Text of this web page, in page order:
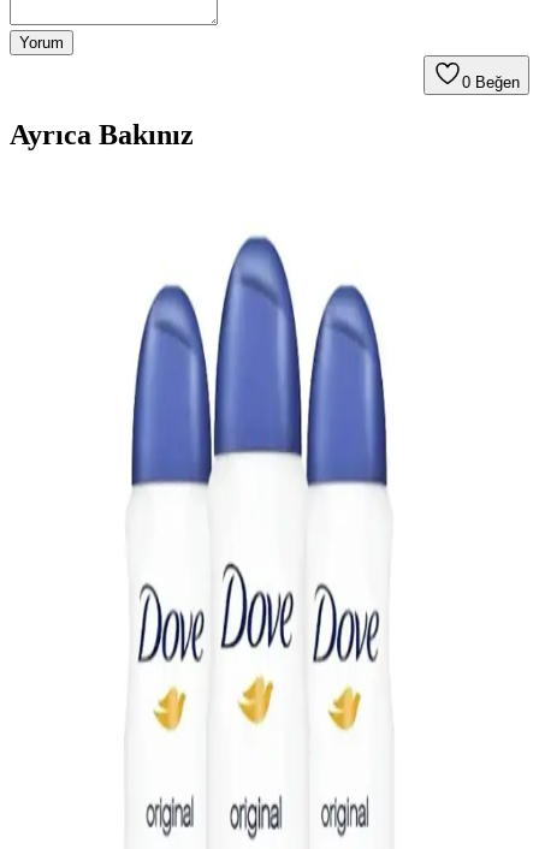
Yorum
0 Beğen
Ayrıca Bakınız
İçeriklerle Cilt Dostu ve Uygun Fiyatlı Çözümler
Yves Rocher'in doğal içerikli ve cilt dostu roll-on deodorantleri,
çeşitli koku seçenekleri ve uygun fiyatlarıyla günlük bakımda ideal
Koltuk Altı Karanlıklarının Nedenleri ve Asya
Güzellik Ürünleriyle Etkili Bakım Yöntemleri
Koltuk altı kararmalarının temel nedenleri sürtünme, tahriş ve ölü
deri birikimidir. Niasinamid, traneksamik asit gibi aktif içeriklerle
düzenli bakım ve uygun deodorant seçimi, cilt tonunu eşitlemede
Deotak Roll-On Deodorant Kadınlar İçin Günlük
Kullanımda Güvenilir ve Etkili Koruma Sağlar
Deotak Roll-On Deodorant, hafif yapısı, hoş kokusu ve etkili koku
önleme özelliğiyle günlük kullanım için ideal, kıyafetlere zarar
vermez ve uzun süre tazelik sağlar.
Carpe Deodorant Formül Değişikliği, Performans ve
Carpe deodorantın formül değişikliği, performans düşüşü ve müşteri
hizmetlerindeki iletişim sorunları detaylıca incelenmiştir. Formül
değişikliği şeffaflığı ve abonelik iptal problemleri ele alınmıştır.